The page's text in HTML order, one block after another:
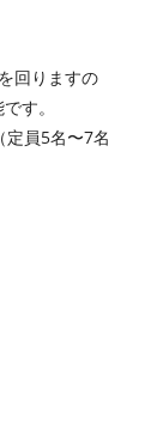
回りますの
す。
（定員5名〜7名